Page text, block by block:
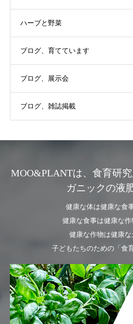
ハーブと野菜
ブログ、育てています
ブログ、展示会
ブログ、雑誌掲載
MOO&PLANTは、食育研
ガニックの液
健康な体は健康な食
健康な食事は健康な作
健康な作物は健康な
子どもたちのための「食